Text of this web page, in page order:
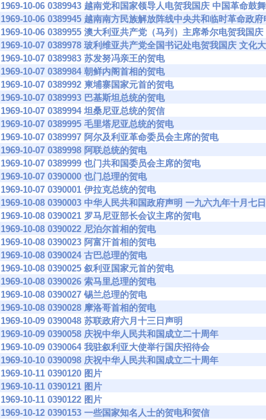
1969-10-06 0389943 越南党和国家领导人电贺我国庆 中国革命鼓
1969-10-06 0389945 越南南方民族解放阵线中央共和临时革命政
1969-10-06 0389955 澳大利亚共产党（马列）主席希尔电贺我国
1969-10-07 0389978 玻利维亚共产党全国书记处电贺我国庆 文化
1969-10-07 0389983 苏发努冯亲王的贺电
1969-10-07 0389984 朝鲜内阁首相的贺电
1969-10-07 0389992 柬埔寨国家元首的贺电
1969-10-07 0389993 巴基斯坦总统的贺电
1969-10-07 0389994 坦桑尼亚总统的贺信
1969-10-07 0389995 毛里塔尼亚总统的贺电
1969-10-07 0389997 阿尔及利亚革命委员会主席的贺电
1969-10-07 0389998 阿联总统的贺电
1969-10-07 0389999 也门共和国委员会主席的贺电
1969-10-07 0390000 也门总理的贺电
1969-10-07 0390001 伊拉克总统的贺电
1969-10-08 0390003 中华人民共和国政府声明 一九六九年十月七日
1969-10-08 0390021 罗马尼亚部长会议主席的贺电
1969-10-08 0390022 尼泊尔首相的贺电
1969-10-08 0390023 阿富汗首相的贺电
1969-10-08 0390024 古巴总理的贺电
1969-10-08 0390025 叙利亚国家元首的贺电
1969-10-08 0390026 索马里总理的贺电
1969-10-08 0390027 锡兰总理的贺电
1969-10-08 0390028 摩洛哥首相的贺电
1969-10-09 0390048 苏联政府六月十三日声明
1969-10-09 0390058 庆祝中华人民共和国成立二十周年
1969-10-09 0390064 我驻叙利亚大使举行国庆招待会
1969-10-10 0390098 庆祝中华人民共和国成立二十周年
1969-10-11 0390120 图片
1969-10-11 0390121 图片
1969-10-11 0390122 图片
1969-10-12 0390153 一些国家知名人士的贺电和贺信